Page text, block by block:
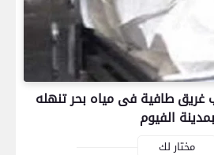
غريق طافية فى مياه بحر تنهله
بمدينة الفيوم
مختار لك
شاهد أبرز لقطات الشوط
واتحاد العاصمة الجزائري فى
الإفريقية